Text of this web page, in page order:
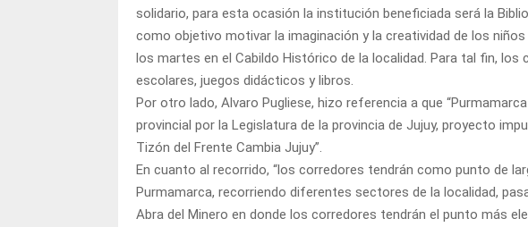
solidario, para esta ocasión la institución beneficiada será la
como objetivo motivar la imaginación y la creatividad de los
los martes en el Cabildo Histórico de la localidad. Para tal fin,
escolares, juegos didácticos y libros.
Por otro lado, Alvaro Pugliese, hizo referencia a que
provincial por la Legislatura de la provincia de Jujuy, proyecto
Tizón del Frente Cambia Jujuy”.
En cuanto al recorrido, “los corredores tendrán como punto de
Purmamarca, recorriendo diferentes sectores de la localidad,
Abra del Minero en donde los corredores tendrán el punto más